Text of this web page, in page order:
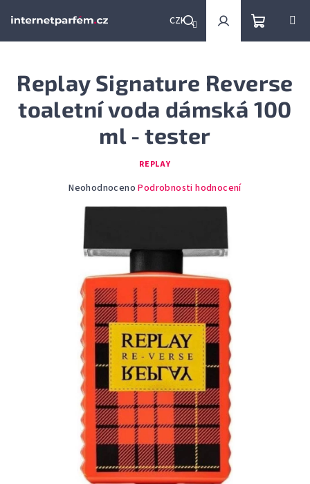
CZK
Hledat PřihlášeníNákupní
košík
Replay Signature Reverse
toaletní voda dámská 100
ml - tester
REPLAY
Průměrné
produktu
hvězdiček.
Neohodnoceno Podrobnosti hodnocení